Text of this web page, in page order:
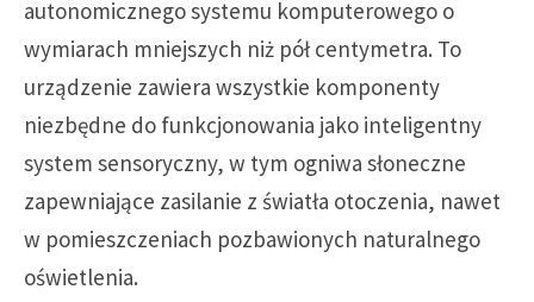
autonomicznego systemu komputerowego o
wymiarach mniejszych niż pół centymetra. To
urządzenie zawiera wszystkie komponenty
niezbędne do funkcjonowania jako inteligentny
system sensoryczny, w tym ogniwa słoneczne
zapewniające zasilanie z światła otoczenia, nawet
w pomieszczeniach pozbawionych naturalnego
oświetlenia.